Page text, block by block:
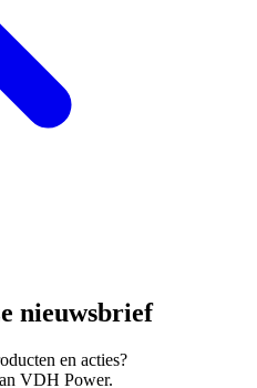
nieuwsbrief
en acties?
VDH Power.